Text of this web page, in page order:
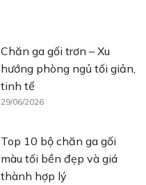
Chăn ga gối trơn – Xu
hướng phòng ngủ tối giản,
tinh tế
29/06/2026
Top 10 bộ chăn ga gối
màu tối bền đẹp và giá
thành hợp lý